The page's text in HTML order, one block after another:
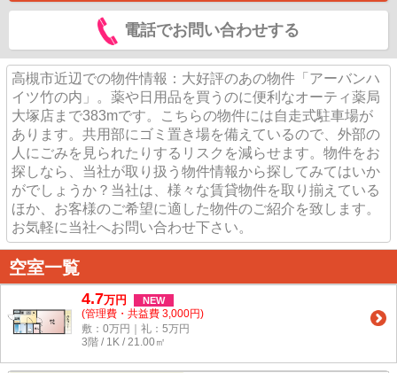
電話でお問い合わせする
高槻市近辺での物件情報：大好評のあの物件「アーバンハ
イツ竹の内」。薬や日用品を買うのに便利なオーティ薬局
大塚店まで383mです。こちらの物件には自走式駐車場が
あります。共用部にゴミ置き場を備えているので、外部の
人にごみを見られたりするリスクを減らせます。物件をお
探しなら、当社が取り扱う物件情報から探してみてはいか
がでしょうか？当社は、様々な賃貸物件を取り揃えている
ほか、お客様のご希望に適した物件のご紹介を致します。
お気軽に当社へお問い合わせ下さい。
空室一覧
4.7万円 NEW
(管理費・共益費 3,000円)
敷：0万円｜礼：5万円
3階 / 1K / 21.00㎡